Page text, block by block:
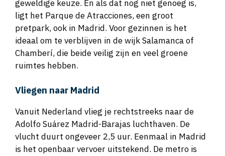
geweldige keuze. En als dat nog niet genoeg is,
ligt het Parque de Atracciones, een groot
pretpark, ook in Madrid. Voor gezinnen is het
ideaal om te verblijven in de wijk Salamanca of
Chamberí, die beide veilig zijn en veel groene
ruimtes hebben.
Vliegen naar Madrid
Vanuit Nederland vlieg je rechtstreeks naar de
Adolfo Suárez Madrid-Barajas luchthaven. De
vlucht duurt ongeveer 2,5 uur. Eenmaal in Madrid
is het openbaar vervoer uitstekend. De metro is